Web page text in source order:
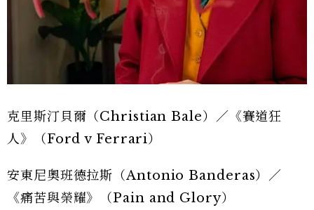
克里斯汀貝爾（Christian Bale）／《賽道狂
人》（Ford v Ferrari）
安東尼奧班德拉斯（Antonio Banderas）／
《痛苦與榮耀》（Pain and Glory）